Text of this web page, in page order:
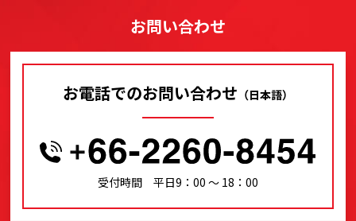
お問い合わせ
お電話でのお問い合わせ （日本語）
受付時間 平日9：00 〜 18：00